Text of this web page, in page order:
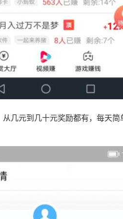
几元到几十元奖励都有，每天